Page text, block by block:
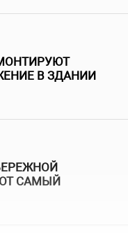
В ЗДАНИИ
САМЫЙ